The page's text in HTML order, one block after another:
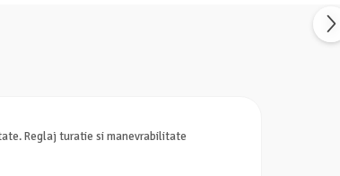
Reglaj turatie si manevrabilitate